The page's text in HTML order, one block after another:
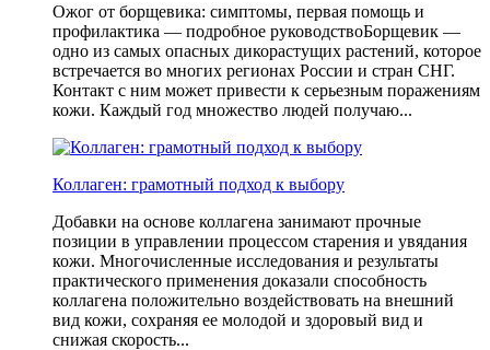
Ожог от борщевика: симптомы, первая помощь и
профилактика — подробное руководствоБорщевик —
одно из самых опасных дикорастущих растений, которое
встречается во многих регионах России и стран СНГ.
Контакт с ним может привести к серьезным поражениям
кожи. Каждый год множество людей получаю...
Коллаген: грамотный подход к выбору
Добавки на основе коллагена занимают прочные
позиции в управлении процессом старения и увядания
кожи. Многочисленные исследования и результаты
практического применения доказали способность
коллагена положительно воздействовать на внешний
вид кожи, сохраняя ее молодой и здоровый вид и
снижая скорость...